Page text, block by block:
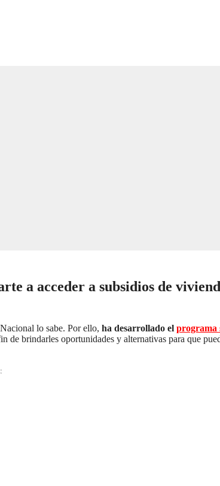
a acceder a subsidios de
lo sabe. Por ello, ha desarrollado el programa
de brindarles oportunidades y alternativas para que